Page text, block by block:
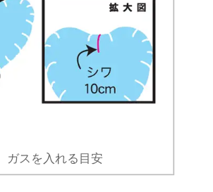
ガスを入れる目安